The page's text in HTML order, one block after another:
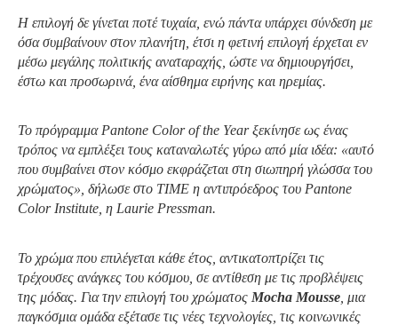
Η επιλογή δε γίνεται ποτέ τυχαία, ενώ πάντα υπάρχει σύνδεση με
όσα συμβαίνουν στον πλανήτη, έτσι η φετινή επιλογή έρχεται εν
μέσω μεγάλης πολιτικής αναταραχής, ώστε να δημιουργήσει,
έστω και προσωρινά, ένα αίσθημα ειρήνης και ηρεμίας.
Το πρόγραμμαPantone Color of the Yearξεκίνησε ως ένας
τρόπος να εμπλέξει τους καταναλωτές γύρω από μία ιδέα: «αυτό
που συμβαίνει στον κόσμο εκφράζεται στη σιωπηρή γλώσσα του
χρώματος», δήλωσε στο TIME η αντιπρόεδρος του Pantone
Color Institute, η Laurie Pressman.
Το χρώμα που επιλέγεται κάθε έτος, αντικατοπτρίζει τις
τρέχουσες ανάγκες του κόσμου, σε αντίθεση με τις προβλέψεις
της μόδας. Για την επιλογή του χρώματος Mocha Mousse , μια
παγκόσμια ομάδα εξέτασε τις νέες τεχνολογίες, τις κοινωνικές